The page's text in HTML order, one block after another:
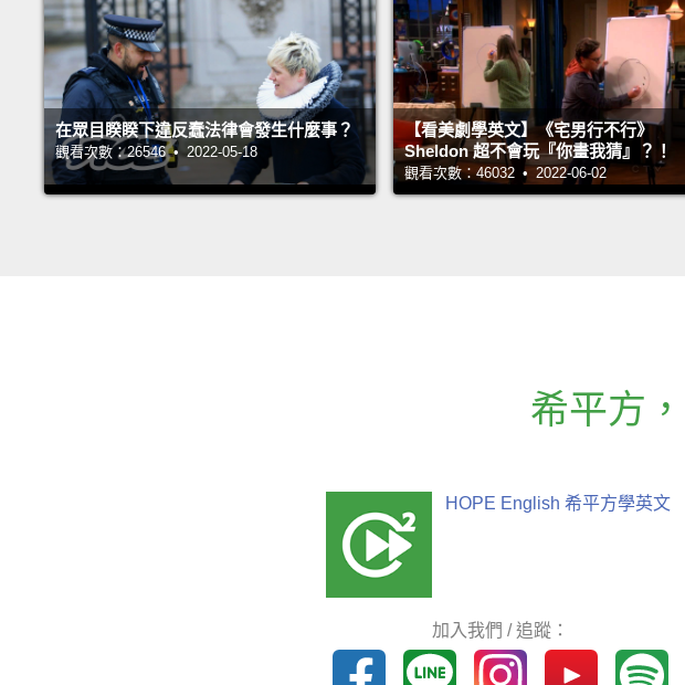
在眾目睽睽下違反蠢法律會發生什麼事？
觀看次數：26546 • 2022-05-18
【看美劇學英文】《宅男行不行》
Sheldon 超不會玩『你畫我猜』？！
觀看次數：46032 • 2022-06-02
希平方 ，
HOPE English 希平方學英文
加入我們 / 追蹤：